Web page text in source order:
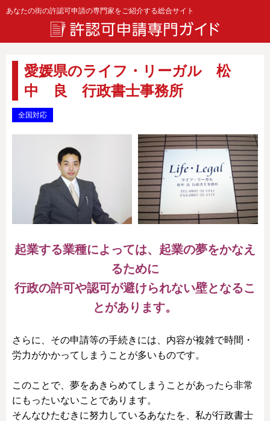
あなたの街の許認可申請の専門家をご紹介する総合サイト
愛媛県のライフ・リーガル 松
中 良 行政書士事務所
全国対応
起業する業種によっては、起業の夢をかなえ
るために
行政の許可や認可が避けられない壁となるこ
とがあります。
さらに、その申請等の手続きには、内容が複雑で時間・
労力がかかってしまうことが多いものです。
このことで、夢をあきらめてしまうことがあったら非常
にもったいないことであります。
そんなひたむきに努力しているあなたを、私が行政書士